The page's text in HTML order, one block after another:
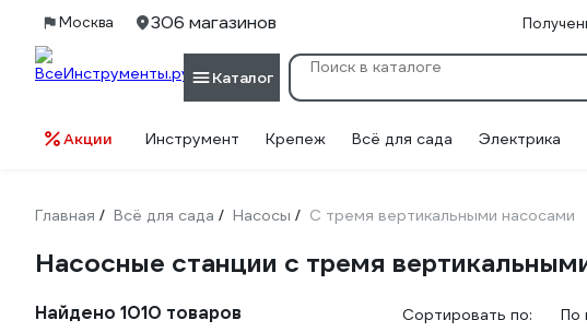
Москва 306 магазинов
Каталог
Акции Инструмент Крепеж Всё для сада Электрика
Главная / Всё для сада / Насосы / С тремя вертикальными насосами
Насосные станции с тремя
Найдено 1010 товаров Сортировать по: По